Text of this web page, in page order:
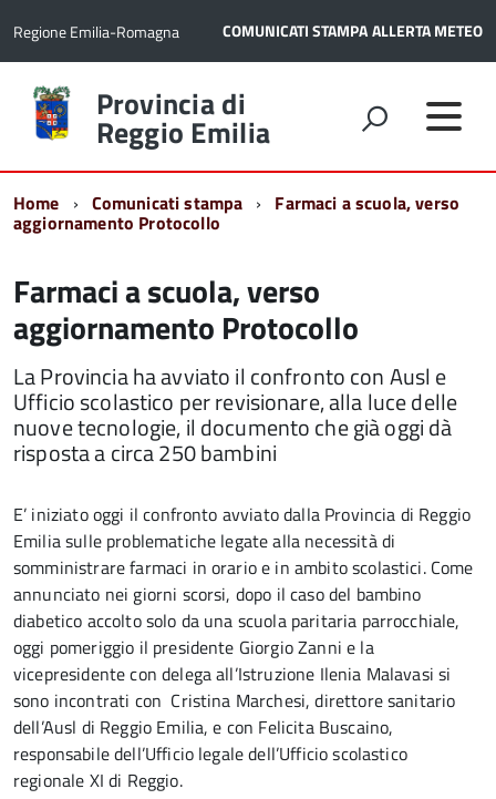
Regione Emilia-Romagna COMUNICATI STAMPAALLERTA METEO
Torna
alla
home
Provincia di
Reggio Emilia
Home Comunicati stampa Farmaci a scuola, verso
aggiornamento Protocollo
Farmaci a scuola, verso
aggiornamento Protocollo
La Provincia ha avviato il confronto con Ausl e
Ufficio scolastico per revisionare, alla luce delle
nuove tecnologie, il documento che già oggi dà
risposta a circa 250 bambini
E’ iniziato oggi il confronto avviato dalla Provincia di Reggio
Emilia sulle problematiche legate alla necessità di
somministrare farmaci in orario e in ambito scolastici. Come
annunciato nei giorni scorsi, dopo il caso del bambino
diabetico accolto solo da una scuola paritaria parrocchiale,
oggi pomeriggio il presidente Giorgio Zanni e la
vicepresidente con delega all’Istruzione Ilenia Malavasi si
sono incontrati con Cristina Marchesi, direttore sanitario
dell’Ausl di Reggio Emilia, e con Felicita Buscaino,
responsabile dell’Ufficio legale dell’Ufficio scolastico
regionale XI di Reggio.